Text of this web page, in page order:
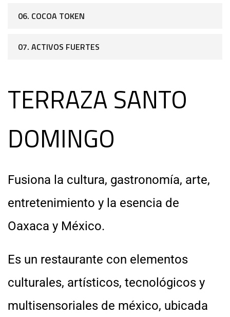
06. COCOA TOKEN
07. ACTIVOS FUERTES
TERRAZA SANTO
DOMINGO
Fusiona la cultura, gastronomía, arte,
entretenimiento y la esencia de
Oaxaca y México.
Es un restaurante con elementos
culturales, artísticos, tecnológicos y
multisensoriales de méxico, ubicada